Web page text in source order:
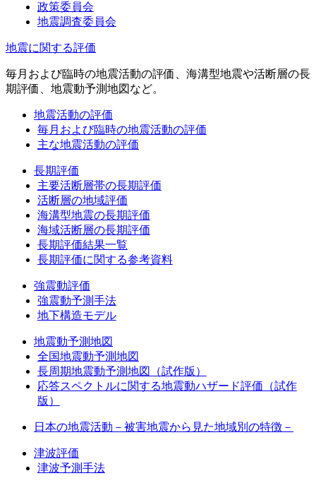
政策委員会
地震調査委員会
地震に関する評価
毎月および臨時の地震活動の評価、海溝型地震や活断層の長
期評価、地震動予測地図など。
地震活動の評価
毎月および臨時の地震活動の評価
主な地震活動の評価
長期評価
主要活断層帯の長期評価
活断層の地域評価
海溝型地震の長期評価
海域活断層の長期評価
長期評価結果一覧
長期評価に関する参考資料
強震動評価
強震動予測手法
地下構造モデル
地震動予測地図
全国地震動予測地図
長周期地震動予測地図（試作版）
応答スペクトルに関する地震動ハザード評価（試作
版）
日本の地震活動－被害地震から見た地域別の特徴－
津波評価
津波予測手法